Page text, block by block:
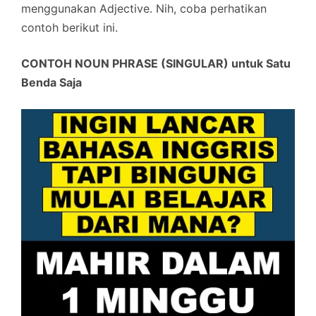
menggunakan Adjective. Nih, coba perhatikan
contoh berikut ini.
CONTOH NOUN PHRASE (SINGULAR) untuk Satu
Benda Saja